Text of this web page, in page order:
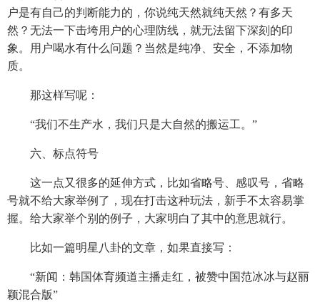
户是有自己的判断能力的，你说纯天然就纯天然？有多天
然？无法一下击垮用户的心理防线，就无法留下深刻的印
象。用户喝水有什么问题？当然是纯净、安全，不添加物
质。
那这样写呢：
“我们不生产水，我们只是大自然的搬运工。”
六、标点符号
这一点又很多的延伸方式，比如省略号、感叹号，省略
号就不给大家举例了，现在打击这种玩法，新手不太容易掌
握。给大家举个别的例子，大家明白了其中的意思就行。
比如一篇明星八卦的文章，如果直接写：
“新闻：韩国体育频道主播走红，被赞中国范冰冰与赵丽
颖混合版”